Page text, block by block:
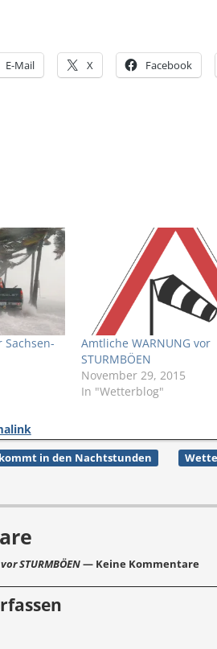
E-Mail X Facebook
Sachsen-
Amtliche WARNUNG vor
STURMBÖEN
November 29, 2015
In "Wetterblog"
in den Nachtstunden
STURMBÖEN— Keine Kommentare